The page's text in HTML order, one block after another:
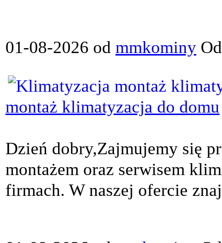
01-08-2026 od mmkominy
montaż klimatyzacja do domu
Dzień dobry,Zajmujemy się
montażem oraz serwisem
firmach. W naszej ofercie